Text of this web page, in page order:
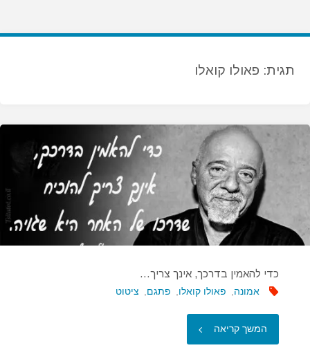
תגית: פאולו קואלו
כדי להאמין בדרכך, אינך צריך…
אמונה, פאולו קואלו, פתגם, ציטוט
המשך קריאה "כדי